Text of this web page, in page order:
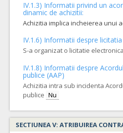
IV.1.3) Informatii privind un
dinamic de achizitii:
Achizitia implica incheierea unui
IV.1.6) Informatii despre
S-a organizat o licitatie electronica
IV.1.8) Informatii despre
publice (AAP)
Achizitia intra sub incidenta
publice Nu
SECTIUNEA V: ATRIBUIREA